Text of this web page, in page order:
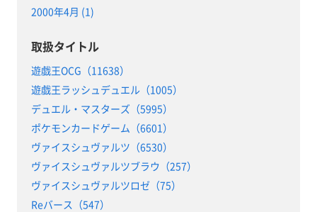
2000年4月 (1)
取扱タイトル
遊戯王OCG（11638）
遊戯王ラッシュデュエル（1005）
デュエル・マスターズ（5995）
ポケモンカードゲーム（6601）
ヴァイスシュヴァルツ（6530）
ヴァイスシュヴァルツブラウ（257）
ヴァイスシュヴァルツロゼ（75）
Reバース（547）